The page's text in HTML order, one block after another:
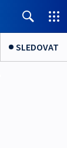
SLEDOVAT